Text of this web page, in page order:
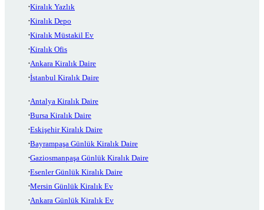
Kiralık Yazlık
Kiralık Depo
Kiralık Müstakil Ev
Kiralık Ofis
Ankara Kiralık Daire
İstanbul Kiralık Daire
Antalya Kiralık Daire
Bursa Kiralık Daire
Eskişehir Kiralık Daire
Bayrampaşa Günlük Kiralık Daire
Gaziosmanpaşa Günlük Kiralık Daire
Esenler Günlük Kiralık Daire
Mersin Günlük Kiralık Ev
Ankara Günlük Kiralık Ev